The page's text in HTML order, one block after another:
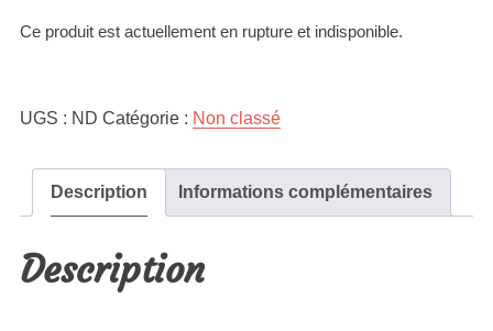
Ce produit est actuellement en rupture et indisponible.
UGS : ND Catégorie : Non classé
Description Informations complémentaires
Description